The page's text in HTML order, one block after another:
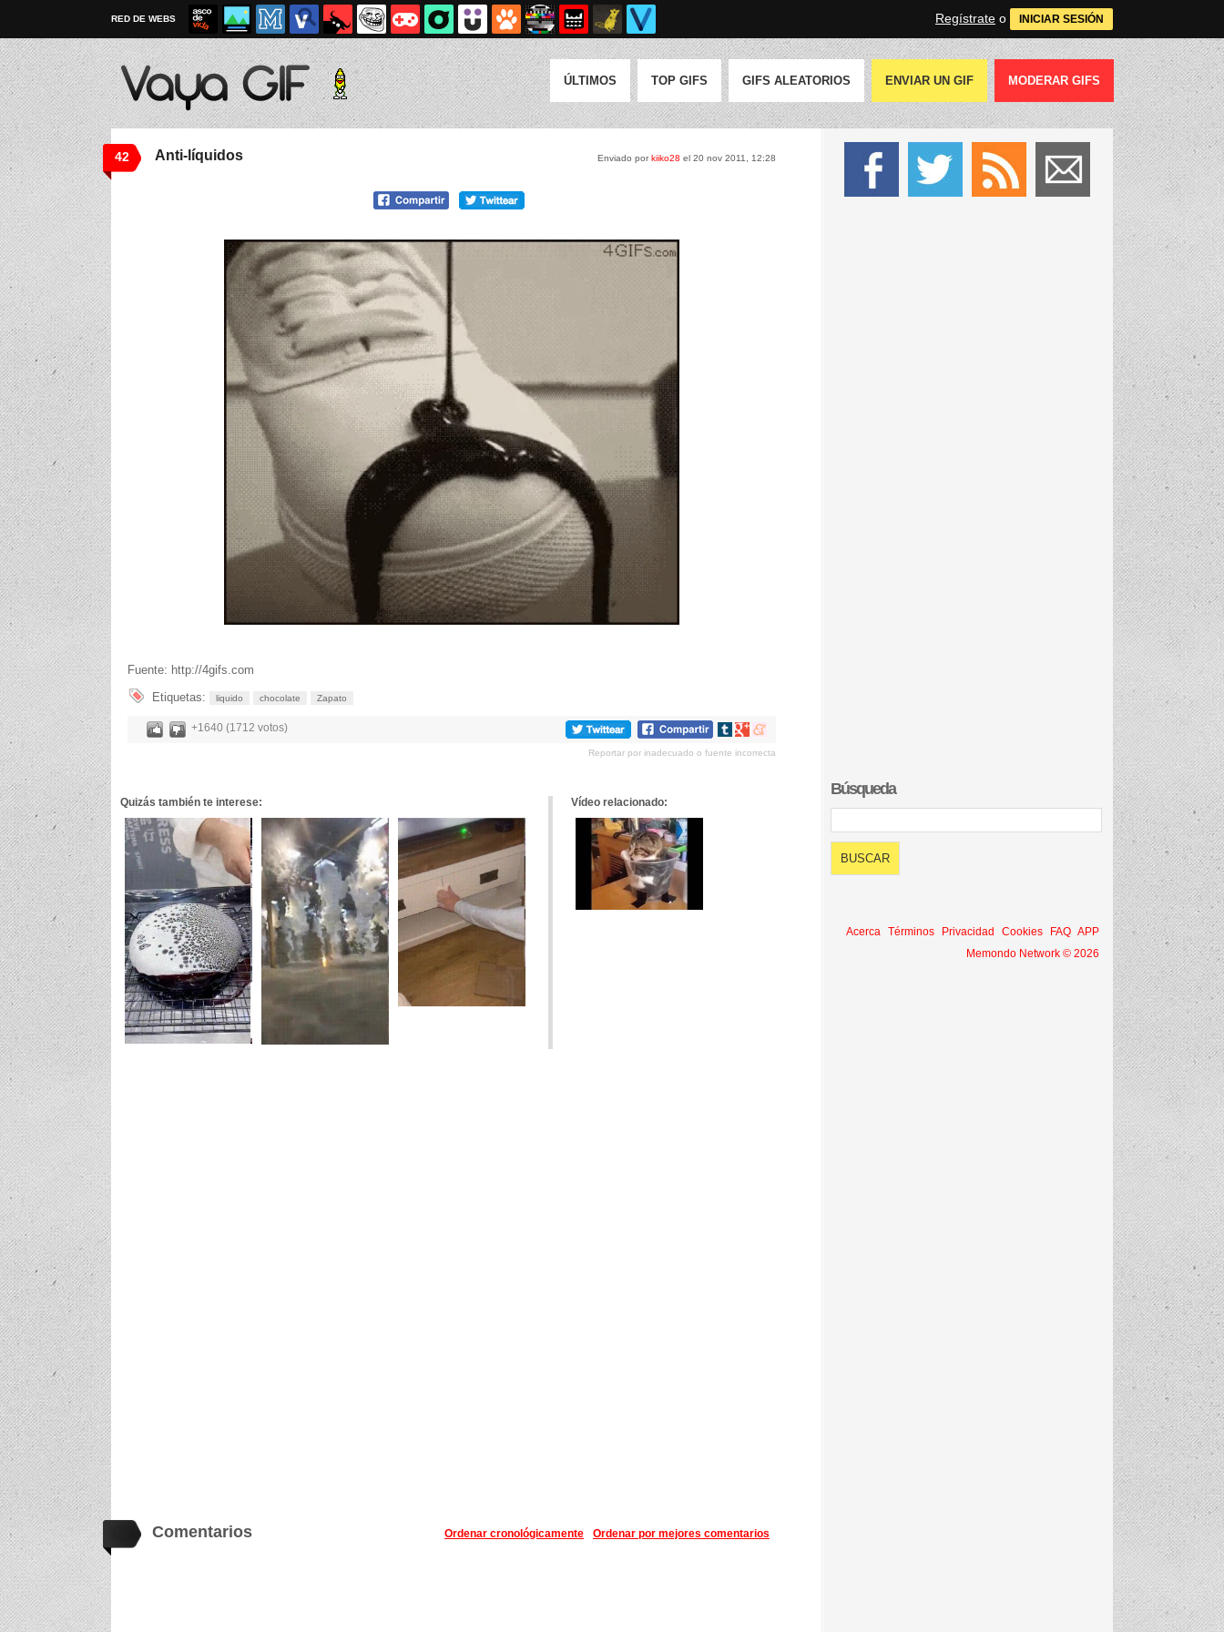
RED DE WEBS Regístrate o INICIAR SESIÓN
ÚLTIMOS TOP GIFS GIFS ALEATORIOS ENVIAR UN GIF MODERAR GIFS
42 Enviado porkiiko28 el 20 nov 2011, 12:28
Anti-líquidos
Fuente: http://4gifs.com
Etiquetas:
liquido chocolate Zapato
+1640 (1712 votos)
Compartir
tumblr
Compartir
Google+
Compartir
meneame
Reportar por inadecuado o fuente incorrecta
Quizás también te interese: Vídeo relacionado:
Comentarios Ordenar por mejores comentarios
Ordenar cronológicamente
Búsqueda
Acerca Términos Privacidad Cookies FAQ APP
Memondo Network © 2026